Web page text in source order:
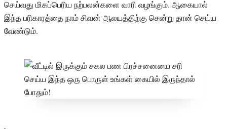
செய்வது மிகப்பெரிய நற்பலன்களை வாரி வழங்கும். ஆகையால்
இந்த பரிகாரத்தை நாம் சிவன் ஆலயத்திற்கு சென்று தான் செய்ய
வேண்டும்.